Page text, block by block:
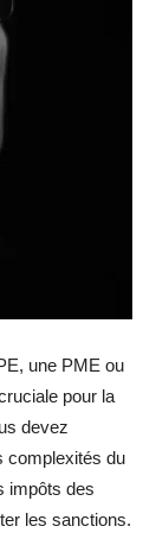
une PME ou
pour la
devez
complexités du
impôts des
les sanctions.